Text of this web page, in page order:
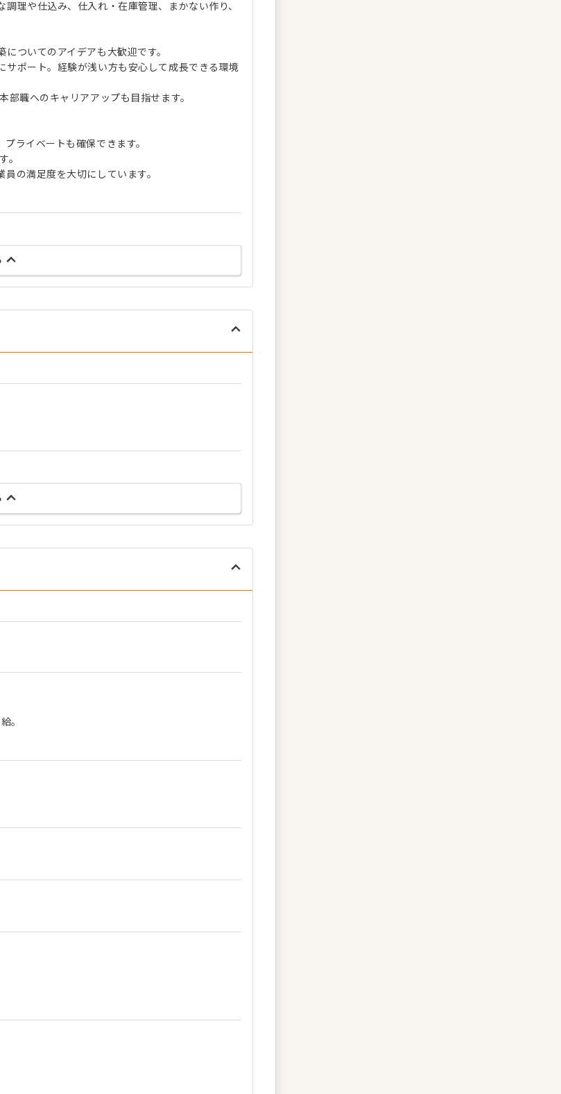
理や仕込み、仕入れ・在庫管理、まかない作り、
ついてのアイデアも大歓迎です。
ポート。経験が浅い方も安心して成長できる環境
部職へのキャリアアップも目指せます。
ライベートも確保できます。
。
の満足度を大切にしています。
。